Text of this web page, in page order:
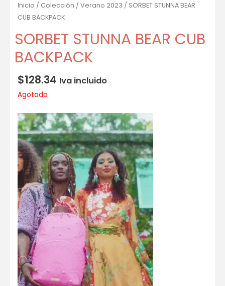
Inicio / Colección / Verano 2023 / SORBET STUNNA BEAR
CUB BACKPACK
SORBET STUNNA BEAR CUB
BACKPACK
$128.34 Iva incluido
Agotado